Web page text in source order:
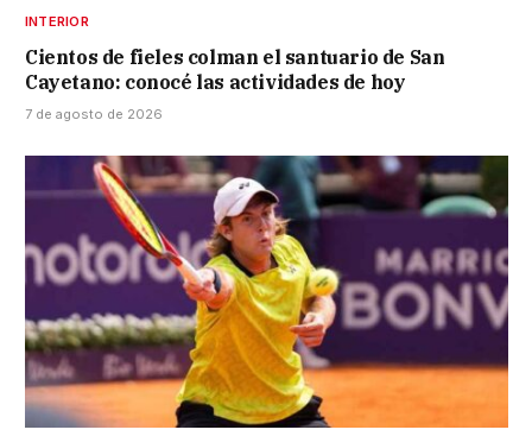
INTERIOR
Cientos de fieles colman el santuario de San
Cayetano: conocé las actividades de hoy
7 de agosto de 2026